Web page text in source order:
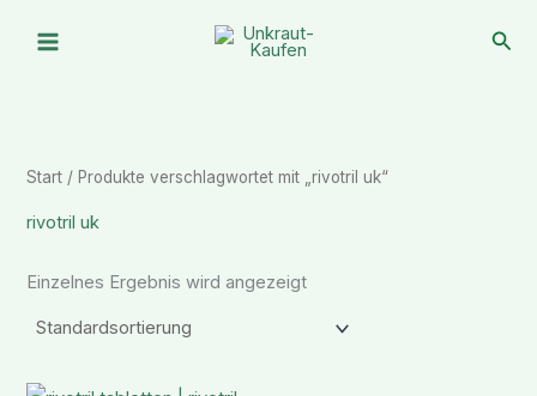
Inhalt
Start / Produkte verschlagwortet mit „rivotril uk“
rivotril uk
Einzelnes Ergebnis wird angezeigt
Preisspanne: